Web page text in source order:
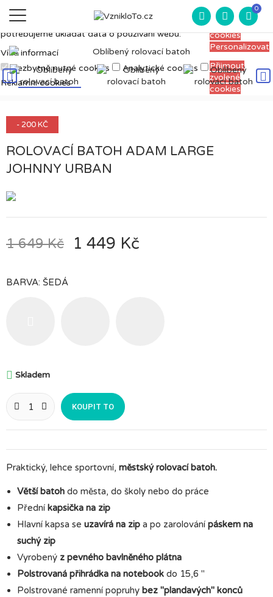
Měříme, ladíme a vylepšujeme, aby pro vás
prohlížení webu bylo co nejpříjemnější. Proto si
potřebujeme ukládat data o používání webu.
Více informací
Přijmout
všechny
cookies
Personalizovat
Nezbytně nutné cookies
Analytické cookies
Reklamní cookies
Přijmout
zvolené
cookies
0
- 200 KČ
ROLOVACÍ BATOH ADAM LARGE
JOHNNY URBAN
1 649 Kč 1 449 Kč
BARVA: ŠEDÁ
 Skladem
KOUPIT TO
Praktický, lehce sportovní, městský rolovací batoh.
Větší batoh do města, do školy nebo do práce
Přední kapsička na zip
Hlavní kapsa se uzavírá na zip a po zarolování páskem na
suchý zip
Vyrobený z pevného bavlněného plátna
Polstrovaná přihrádka na notebook do 15,6 "
Polstrované ramenní popruhy bez "plandavých" konců